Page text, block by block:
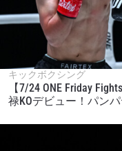
キックボクシング
【7/24 ONE Friday
禄KOデビュー！パン